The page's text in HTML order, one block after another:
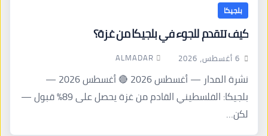
بلجيكا
كيف تتقدم للجوء في بلجيكا من غزة؟
6 أغسطس، 2026 ALMADAR
نشرة المدار — أغسطس 2026 🔴 أغسطس 2026 —
بلجيكا: الفلسطيني القادم من غزة يحصل على 89% قبول —
لكن…